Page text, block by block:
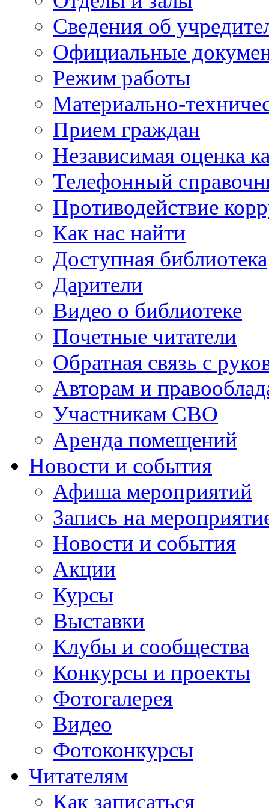
Сведения об
Официальные
Режим работы
Материально-
Прием граждан
Независимая оценка
Телефонный
Противодействие
Как нас найти
Доступная библиотека
Дарители
Видео о библиотеке
Почетные читатели
Обратная связь с
Авторам и
Участникам СВО
Аренда помещений
Новости и события
Афиша мероприятий
Запись на
Новости и события
Акции
Курсы
Выставки
Клубы и сообщества
Конкурсы и проекты
Фотогалерея
Видео
Фотоконкурсы
Читателям
Как записаться